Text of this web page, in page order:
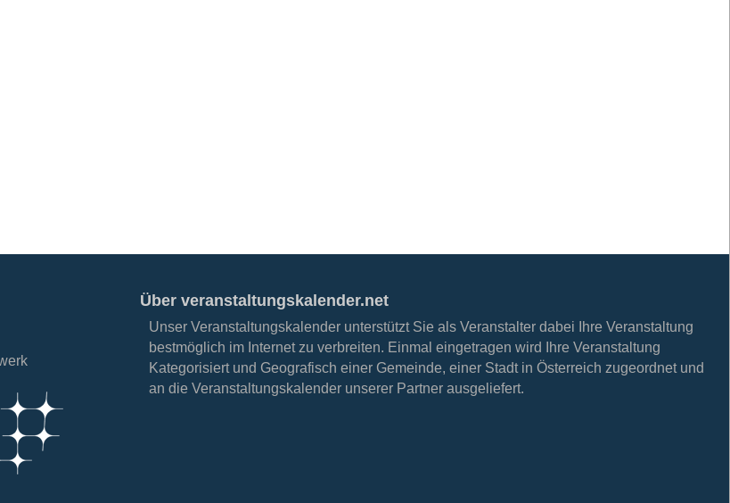
Über veranstaltungskalender.net
Unser Veranstaltungskalender unterstützt Sie als Veranstalter dabei Ihre Veranstaltung
bestmöglich im Internet zu verbreiten. Einmal eingetragen wird Ihre Veranstaltung
Kategorisiert und Geografisch einer Gemeinde, einer Stadt in Österreich zugeordnet und
an die Veranstaltungskalender unserer Partner ausgeliefert.